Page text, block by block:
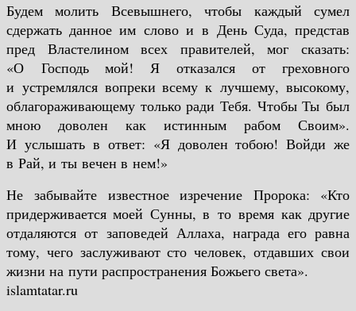
Будем молить Всевышнего, чтобы каждый сумел
сдержать данное им слово и в День Суда, представ
пред Властелином всех правителей, мог сказать:
«О Господь мой! Я отказался от греховного
и устремлялся вопреки всему к лучшему, высокому,
облагораживающему только ради Тебя. Чтобы Ты был
мною доволен как истинным рабом Своим».
И услышать в ответ: «Я доволен тобою! Войди же
в Рай, и ты вечен в нем!»
Не забывайте известное изречение Пророка: «Кто
придерживается моей Сунны, в то время как другие
отдаляются от заповедей Аллаха, награда его равна
тому, чего заслуживают сто человек, отдавших свои
жизни на пути распространения Божьего света».
islamtatar.ru